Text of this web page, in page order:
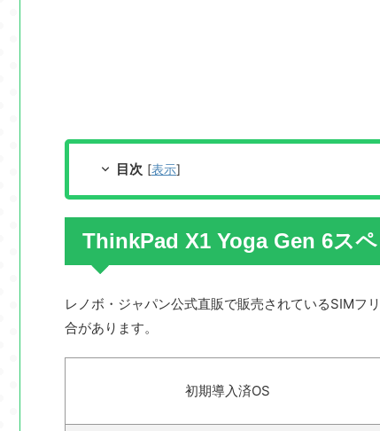
目次 [表示]
ThinkPad X1 Yoga Gen 6スペ
レノボ・ジャパン公式直販で販売されているSIMフ
合があります。
初期導入済OS